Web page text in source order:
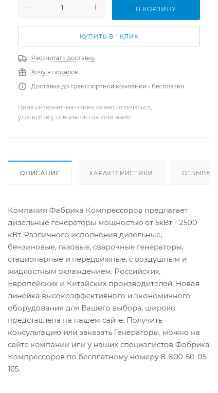
В КОРЗИНУ
КУПИТЬ В 1 КЛИК
Рассчитать доставку
Хочу в подарок
Доставка до транспортной компании - бесплатно
Цена интернет-магазина может отличаться,
уточняйте у специалистов компании
ОПИСАНИЕ ХАРАКТЕРИСТИКИ ОТЗЫВЫ
Компания Фабрика Компрессоров предлагает
дизельные генераторы мощностью от 5кВт - 2500
кВт. Различного исполнения дизельные,
бензиновые, газовые, сварочные генераторы,
стационарные и передвижные, с воздушным и
жидкостным охлаждением. Российских,
Европейских и Китайских производителей. Новая
линейка высокоэффективного и экономичного
оборудования для Вашего выбора, широко
представлена на нашем сайте. Получить
консультацию или заказать Генераторы, можно на
сайте компании или у наших специалистов Фабрика
Компрессоров по бесплатному номеру 8-800-50-05-
165.